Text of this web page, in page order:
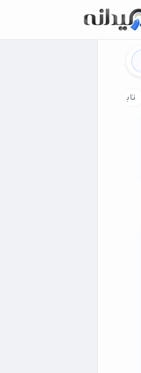
تابلو کامپوزیت